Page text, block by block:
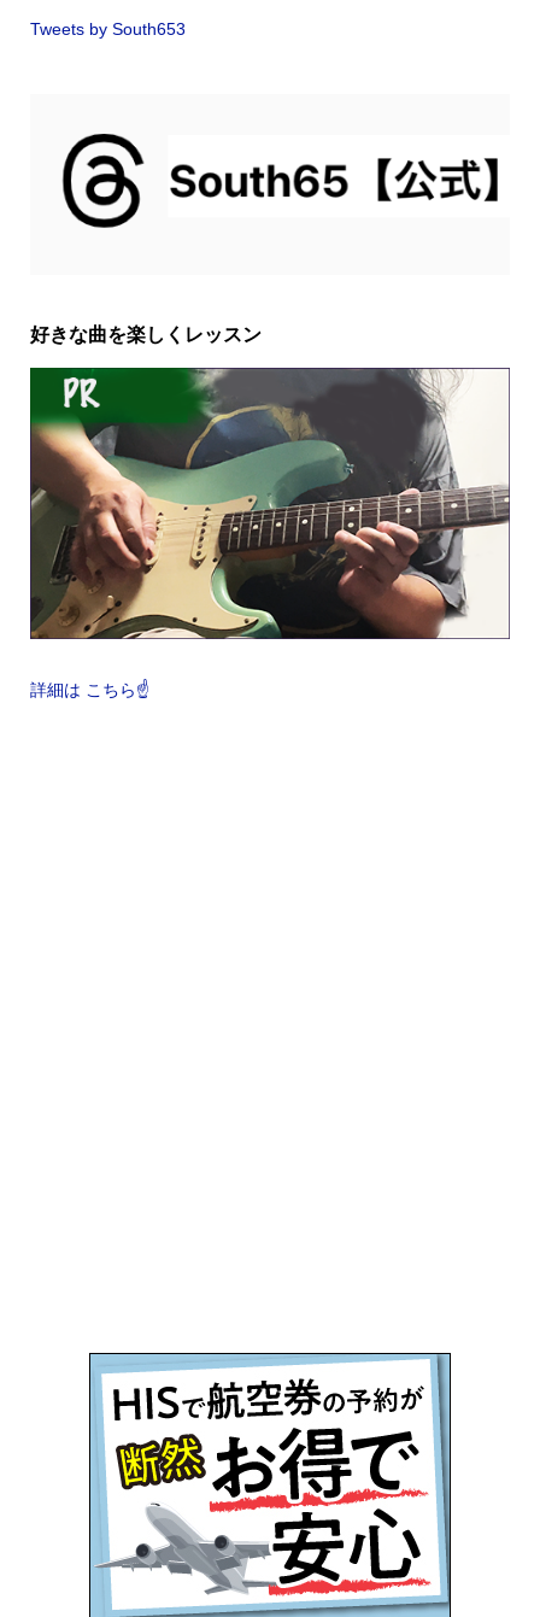
Tweets by South653
好きな曲を楽しくレッスン
詳細は こちら☝️